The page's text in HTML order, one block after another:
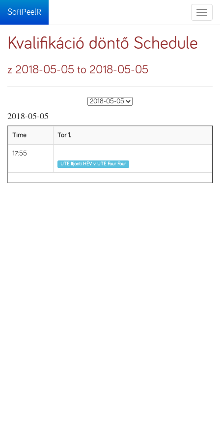
Toggle
SoftPeelR
Kvalifikáció döntő Schedule
z 2018-05-05 to 2018-05-05
2018-05-05
Time Tor 1.
17:55
UTE Ifjonti HÉV v UTE Four Four